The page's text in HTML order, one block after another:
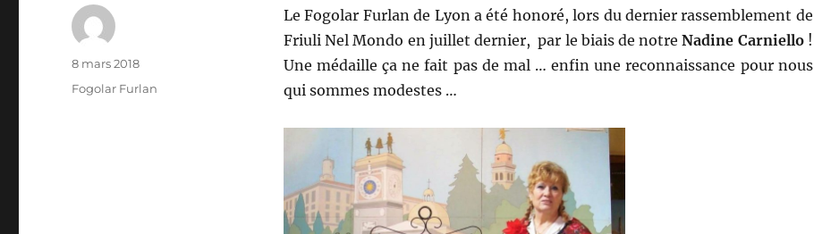
Le Fogolar Furlan de Lyon a été honoré, lors du dernier rassemblement de
Friuli Nel Mondo en juillet dernier, par le biais de notreNadine Carniello!
Une médaille ça ne fait pas de mal … enfin une reconnaissance pour nous
qui sommes modestes …
Auteur
Publié
8 mars 2018
Catégories
Fogolar Furlan